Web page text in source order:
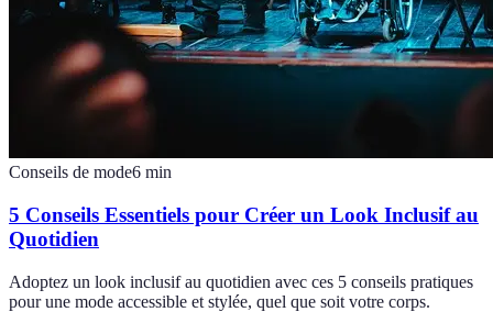
Conseils de mode6 min
5 Conseils Essentiels pour Créer un Look Inclusif au
Quotidien
Adoptez un look inclusif au quotidien avec ces 5 conseils pratiques
pour une mode accessible et stylée, quel que soit votre corps.